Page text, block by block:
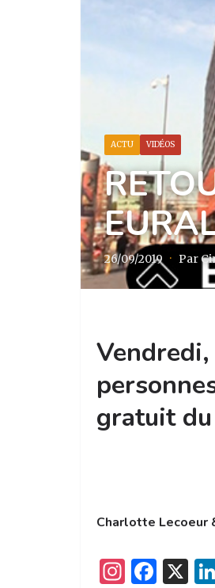
ACTU VIDÉOS
26/09/2019 · Par
gratuit
Charlotte Lecoeur
I
F
X